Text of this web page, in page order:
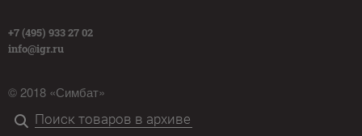
+7 (495) 933 27 02
info@igr.ru
© 2018 «Симбат»